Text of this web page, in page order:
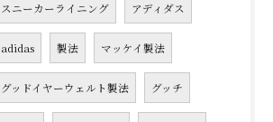
スニーカーライニング アディダス
adidas 製法 マッケイ製法
グッドイヤーウェルト製法 グッチ